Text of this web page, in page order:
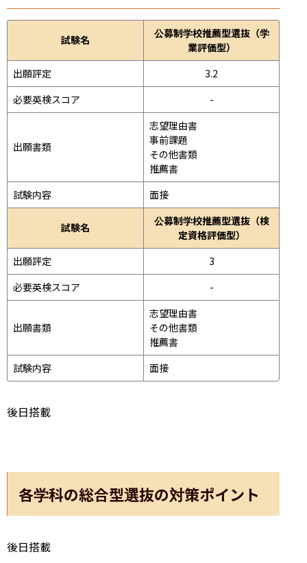
試験名
公募制学校推薦型選抜（学
業評価型）
出願評定
3.2
必要英検スコア
-
出願書類
志望理由書
事前課題
その他書類
推薦書
試験内容
面接
試験名
公募制学校推薦型選抜（検
定資格評価型）
出願評定
3
必要英検スコア
-
出願書類
志望理由書
その他書類
推薦書
試験内容
面接
後日搭載
各学科の総合型選抜の対策ポイント
後日搭載